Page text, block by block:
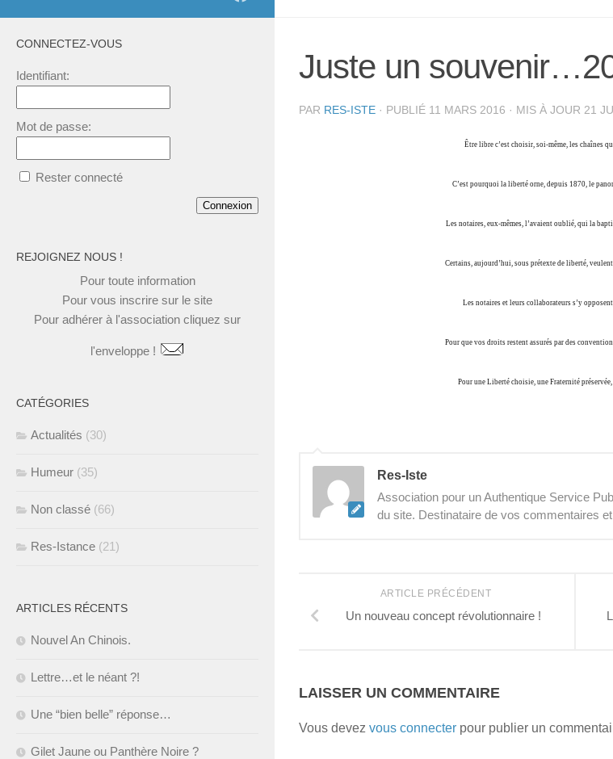
Juste un
PAR RES-ISTE · PUBLIÉ 11 MARS 2016 · MIS À JOUR 21
Être libre c’est choisir, soi-même, les chaînes
C’est pourquoi la liberté orne, depuis 1870, le
Les notaires, eux-mêmes, l’avaient oublié, qui la
Certains, aujourd’hui, sous prétexte de liberté,
Les notaires et leurs collaborateurs s’y
Pour que vos droits restent assurés par des
Pour une Liberté choisie, une Fraternité
Res-Iste
Association pour un Authentique Service
du site. Destinataire de vos commentaires
ARTICLE PRÉCÉDENT
Un nouveau concept révolutionnaire !
LAISSER UN COMMENTAIRE
Vous devez vous connecter pour publier un
CONNECTEZ-VOUS
Identifiant:
Mot de passe:
Rester connecté
Connexion
REJOIGNEZ NOUS !
Pour toute information
Pour vous inscrire sur le site
Pour adhérer à l'association cliquez sur
l'enveloppe !
CATÉGORIES
Actualités (30)
Humeur (35)
Non classé (66)
Res-Istance (21)
ARTICLES RÉCENTS
Nouvel An Chinois.
Lettre…et le néant ?!
Une “bien belle” réponse…
Gilet Jaune ou Panthère Noire ?